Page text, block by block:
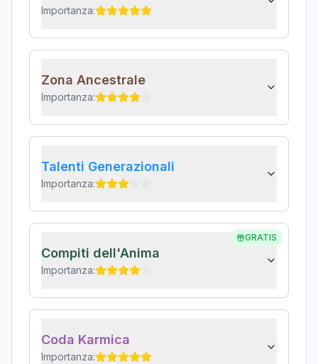
Importanza:
Zona Ancestrale
Importanza:
Talenti Generazionali
Importanza:
GRATIS
Compiti dell'Anima
Importanza:
Coda Karmica
Importanza: